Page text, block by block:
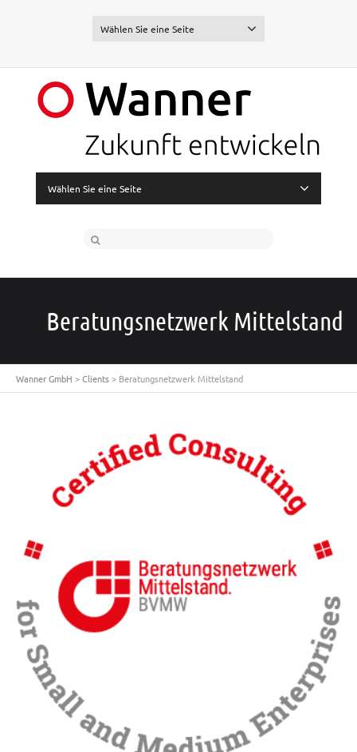
Wählen Sie eine Seite
Wählen Sie eine Seite
Beratungsnetzwerk Mittelstand
Wanner GmbH >Clients> Beratungsnetzwerk Mittelstand